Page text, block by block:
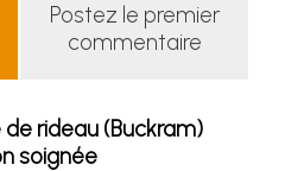
Postez le premier
commentaire
rideau (Buckram)
soignée